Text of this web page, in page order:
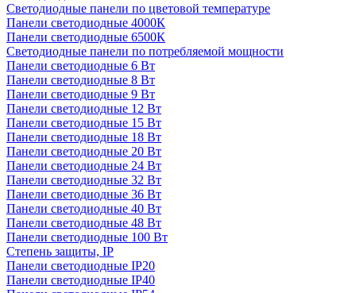
Светодиодные панели по цветовой температуре
Панели светодиодные 4000К
Панели светодиодные 6500К
Светодиодные панели по потребляемой мощности
Панели светодиодные 6 Вт
Панели светодиодные 8 Вт
Панели светодиодные 9 Вт
Панели светодиодные 12 Вт
Панели светодиодные 15 Вт
Панели светодиодные 18 Вт
Панели светодиодные 20 Вт
Панели светодиодные 24 Вт
Панели светодиодные 32 Вт
Панели светодиодные 36 Вт
Панели светодиодные 40 Вт
Панели светодиодные 48 Вт
Панели светодиодные 100 Вт
Степень защиты, IP
Панели светодиодные IP20
Панели светодиодные IP40